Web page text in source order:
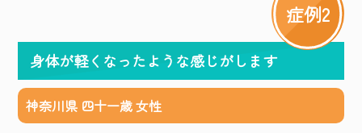
症例2
身体が軽くなったような感じがします
神奈川県 四十一歳 女性